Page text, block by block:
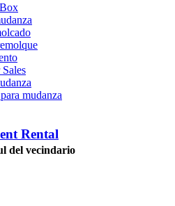
mudanza
Rental
del vecindario